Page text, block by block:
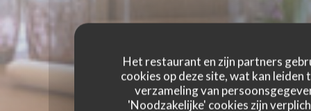
Het restaurant en zijn partners
cookies op deze site, wat kan leiden
verzameling van
'Noodzakelijke' cookies zijn